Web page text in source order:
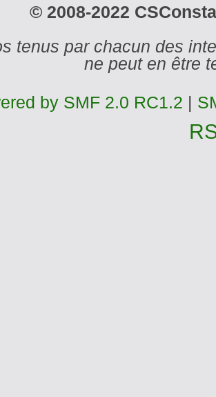
© 2008-2022
tenus par chacun des
ne peut en être
by SMF 2.0 RC1.2 |